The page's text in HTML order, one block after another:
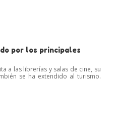
por los principales
a las librerías y salas de cine, su
se ha extendido al turismo.